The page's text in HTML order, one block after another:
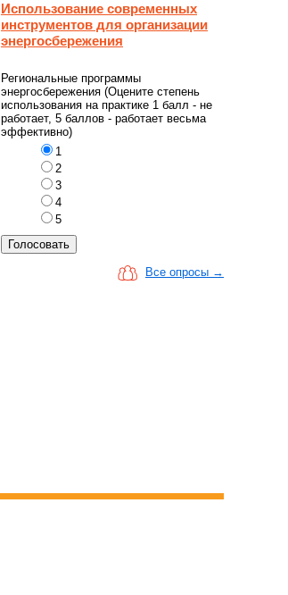
Использование современных
инструментов для организации
энергосбережения
Региональные программы
энергосбережения (Оцените степень
использования на практике 1 балл - не
работает, 5 баллов - работает весьма
эффективно)
1
2
3
4
5
Все опросы →